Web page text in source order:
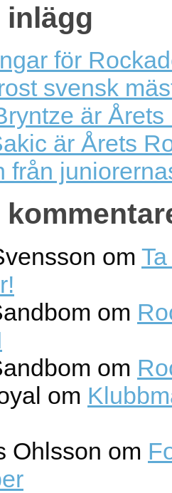
inlägg
för
svensk
är
är Årets
från
om
om
om
om
Ohlsson om